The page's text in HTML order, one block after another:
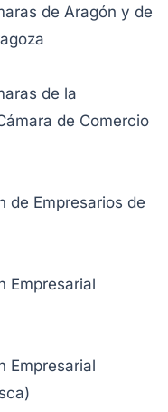
de Aragón y de
de la
de Comercio
de Empresarios de
Empresarial
Empresarial